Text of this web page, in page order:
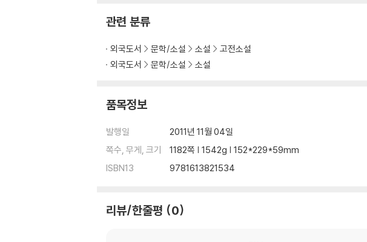
관련 분류
외국도서 문학/소설 소설
고전소설
외국도서
문학/소설 소설
품목정보
발행일
2011년 11월 04일
쪽수, 무게, 크기
1182쪽 | 1542g | 152*229*59mm
ISBN13
9781613821534
리뷰/한줄평 0